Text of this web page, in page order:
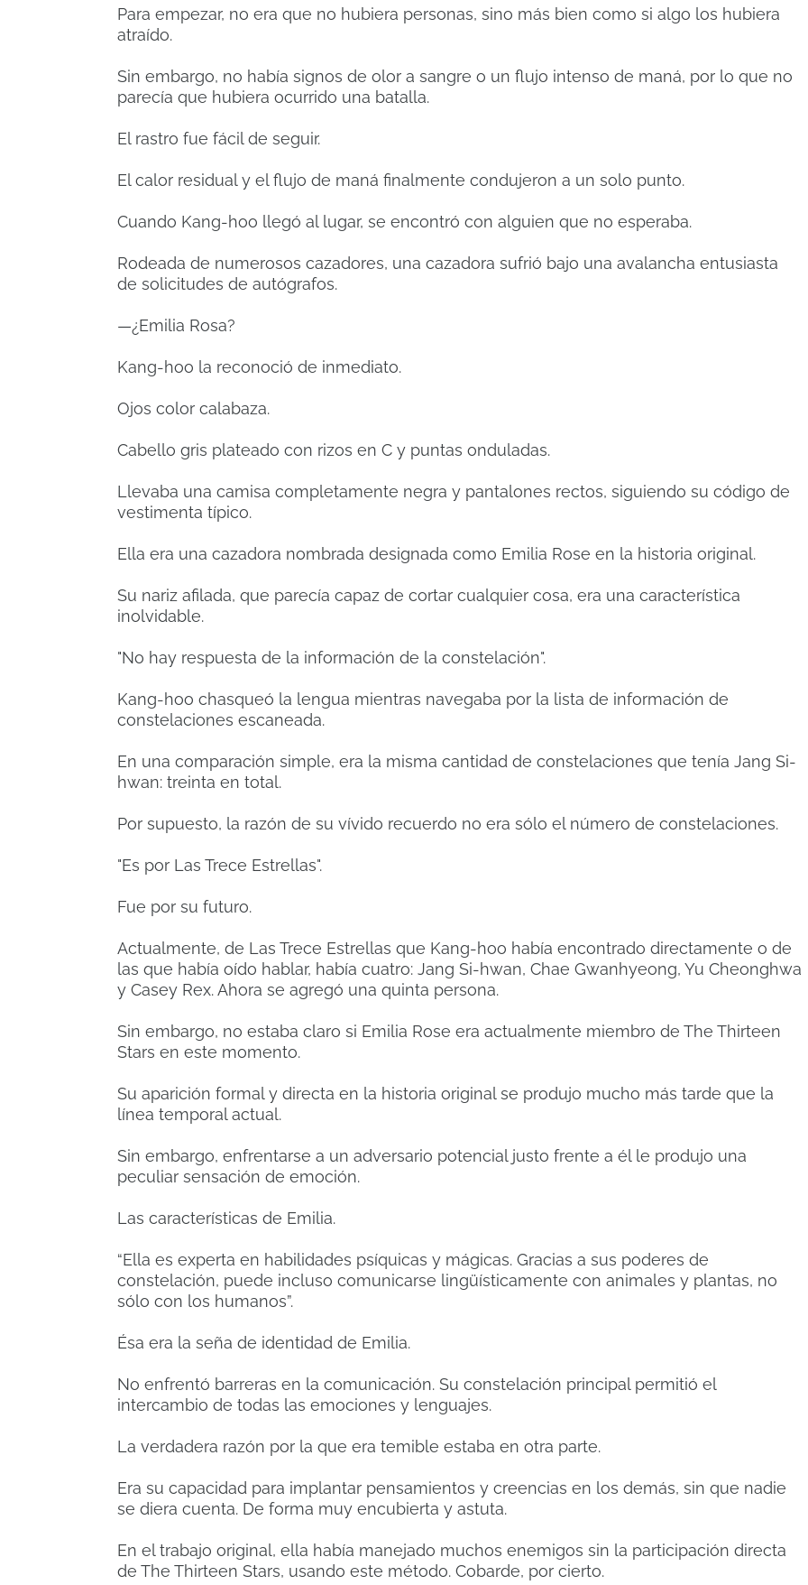
Para empezar, no era que no hubiera personas, sino más bien como si algo los hubiera
atraído.
Sin embargo, no había signos de olor a sangre o un flujo intenso de maná, por lo que no
parecía que hubiera ocurrido una batalla.
El rastro fue fácil de seguir.
El calor residual y el flujo de maná finalmente condujeron a un solo punto.
Cuando Kang-hoo llegó al lugar, se encontró con alguien que no esperaba.
Rodeada de numerosos cazadores, una cazadora sufrió bajo una avalancha entusiasta
de solicitudes de autógrafos.
—¿Emilia Rosa?
Kang-hoo la reconoció de inmediato.
Ojos color calabaza.
Cabello gris plateado con rizos en C y puntas onduladas.
Llevaba una camisa completamente negra y pantalones rectos, siguiendo su código de
vestimenta típico.
Ella era una cazadora nombrada designada como Emilia Rose en la historia original.
Su nariz afilada, que parecía capaz de cortar cualquier cosa, era una característica
inolvidable.
"No hay respuesta de la información de la constelación".
Kang-hoo chasqueó la lengua mientras navegaba por la lista de información de
constelaciones escaneada.
En una comparación simple, era la misma cantidad de constelaciones que tenía Jang Si-
hwan: treinta en total.
Por supuesto, la razón de su vívido recuerdo no era sólo el número de constelaciones.
"Es por Las Trece Estrellas".
Fue por su futuro.
Actualmente, de Las Trece Estrellas que Kang-hoo había encontrado directamente o de
las que había oído hablar, había cuatro: Jang Si-hwan, Chae Gwanhyeong, Yu Cheonghwa
y Casey Rex. Ahora se agregó una quinta persona.
Sin embargo, no estaba claro si Emilia Rose era actualmente miembro de The Thirteen
Stars en este momento.
Su aparición formal y directa en la historia original se produjo mucho más tarde que la
línea temporal actual.
Sin embargo, enfrentarse a un adversario potencial justo frente a él le produjo una
peculiar sensación de emoción.
Las características de Emilia.
“Ella es experta en habilidades psíquicas y mágicas. Gracias a sus poderes de
constelación, puede incluso comunicarse lingüísticamente con animales y plantas, no
sólo con los humanos”.
Ésa era la seña de identidad de Emilia.
No enfrentó barreras en la comunicación. Su constelación principal permitió el
intercambio de todas las emociones y lenguajes.
La verdadera razón por la que era temible estaba en otra parte.
Era su capacidad para implantar pensamientos y creencias en los demás, sin que nadie
se diera cuenta. De forma muy encubierta y astuta.
En el trabajo original, ella había manejado muchos enemigos sin la participación directa
de The Thirteen Stars, usando este método. Cobarde, por cierto.